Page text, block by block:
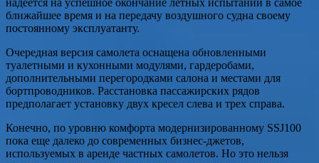
надеется на успешное окончание летных испытаний в самое
ближайшее время и на передачу воздушного судна своему
постоянному эксплуатанту.
Очередная версия самолета оснащена обновленными
туалетными и кухонными модулями, гардеробами,
дополнительными перегородками салона и местами для
бортпроводников. Расстановка пассажирских рядов
предполагает установку двух кресел слева и трех справа.
Конечно, по уровню комфорта модернизированному SSJ100
пока еще далеко до современных бизнес-джетов,
используемых в аренде частных самолетов. Но это нельзя